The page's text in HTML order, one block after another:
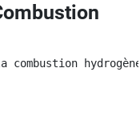
combustion